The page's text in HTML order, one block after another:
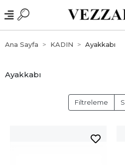
Ana Sayfa KADIN Ayakkabı
Ayakkabı
Filtreleme